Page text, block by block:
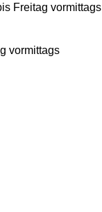
Freitag vormittags
vormittags